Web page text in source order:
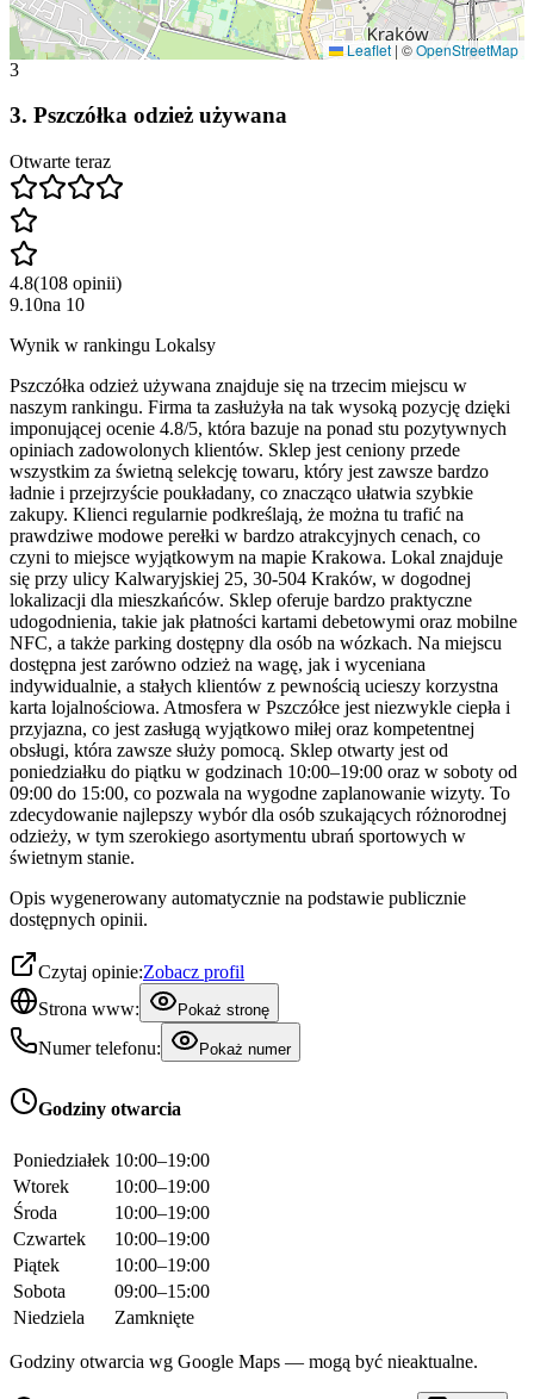
Leaflet | ©OpenStreetMap
3
3. Pszczółka odzież używana
Otwarte teraz
4.8(108 opinii)
9.10na 10
Wynik w rankingu Lokalsy
Pszczółka odzież używana znajduje się na trzecim miejscu w
naszym rankingu. Firma ta zasłużyła na tak wysoką pozycję dzięki
imponującej ocenie 4.8/5, która bazuje na ponad stu pozytywnych
opiniach zadowolonych klientów. Sklep jest ceniony przede
wszystkim za świetną selekcję towaru, który jest zawsze bardzo
ładnie i przejrzyście poukładany, co znacząco ułatwia szybkie
zakupy. Klienci regularnie podkreślają, że można tu trafić na
prawdziwe modowe perełki w bardzo atrakcyjnych cenach, co
czyni to miejsce wyjątkowym na mapie Krakowa. Lokal znajduje
się przy ulicy Kalwaryjskiej 25, 30-504 Kraków, w dogodnej
lokalizacji dla mieszkańców. Sklep oferuje bardzo praktyczne
udogodnienia, takie jak płatności kartami debetowymi oraz mobilne
NFC, a także parking dostępny dla osób na wózkach. Na miejscu
dostępna jest zarówno odzież na wagę, jak i wyceniana
indywidualnie, a stałych klientów z pewnością ucieszy korzystna
karta lojalnościowa. Atmosfera w Pszczółce jest niezwykle ciepła i
przyjazna, co jest zasługą wyjątkowo miłej oraz kompetentnej
obsługi, która zawsze służy pomocą. Sklep otwarty jest od
poniedziałku do piątku w godzinach 10:00–19:00 oraz w soboty od
09:00 do 15:00, co pozwala na wygodne zaplanowanie wizyty. To
zdecydowanie najlepszy wybór dla osób szukających różnorodnej
odzieży, w tym szerokiego asortymentu ubrań sportowych w
świetnym stanie.
Opis wygenerowany automatycznie na podstawie publicznie
dostępnych opinii.
Czytaj opinie:Zobacz profil
Strona www:
Pokaż stronę
Numer telefonu: Pokaż numer
Godziny otwarcia
Poniedziałek 10:00–19:00
Wtorek
10:00–19:00
Środa
10:00–19:00
Czwartek
10:00–19:00
Piątek
10:00–19:00
Sobota
09:00–15:00
Niedziela
Zamknięte
Godziny otwarcia wg Google Maps — mogą być nieaktualne.